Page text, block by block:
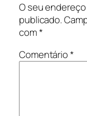
O seu
publicado.
com*
Comentário*